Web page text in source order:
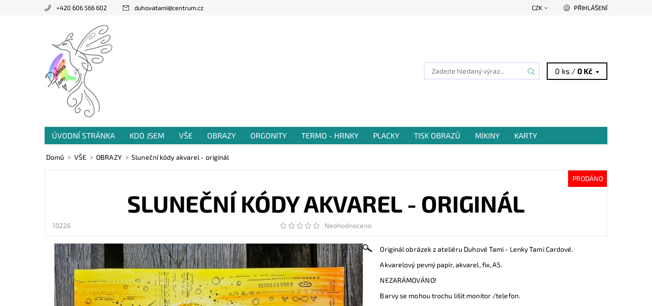
+420 606 566 602 duhovatami@centrum.cz CZK PŘIHLÁŠENÍ
0 ks /0 Kč
ÚVODNÍ STRÁNKA KDO JSEM VŠE OBRAZY ORGONITY TERMO - HRNKY PLACKY TISK OBRAZŮ MIKINY
KARTY
PRODANÁ TVORBA
VZKAZY OD VÁS
Domů VŠE OBRAZY Sluneční kódy akvarel - originál
PRODÁNO
SLUNEČNÍ KÓDY AKVAREL - ORIGINÁL
10226 Neohodnoceno
Originál obrázek z ateliéru Duhové Tami - Lenky Tami Cardové.
Akvarelový pevný papír, akvarel, fix, A5.
NEZARÁMOVÁNO!
Barvy se mohou trochu lišit monitor /telefon.